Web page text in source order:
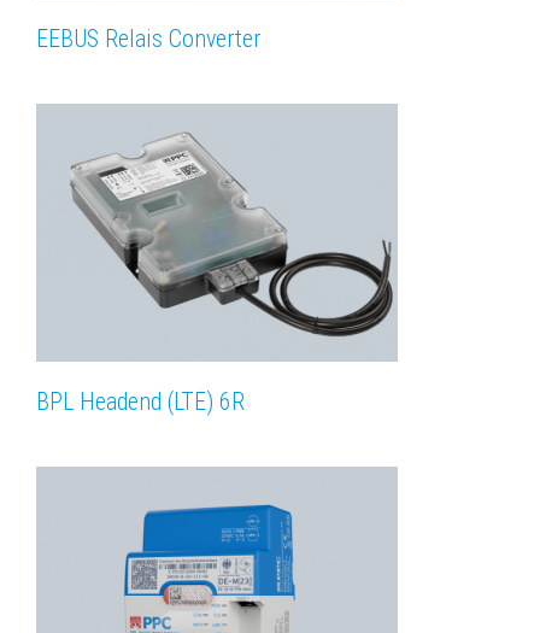
EEBUS Relais Converter
BPL Headend (LTE) 6R